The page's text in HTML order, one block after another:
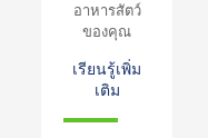
อาหารสัตว์
ของคุณ
เรียนรู้เพิ่ม
เติม